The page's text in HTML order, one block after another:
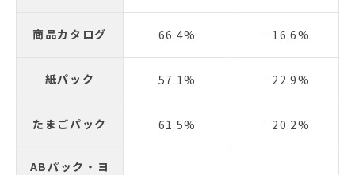
商品カタログ 66.4% －16.6%
紙パック 57.1% －22.9%
たまごパック 61.5% －20.2%
ABパック・ヨ